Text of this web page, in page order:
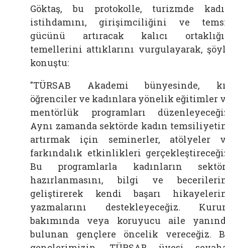
Göktaş, bu protokolle, turizmde
istihdamını, girişimciliğini ve
gücünü artıracak kalıcı
temellerini attıklarını vurgulayarak,
konuştu:
"TÜRSAB Akademi bünyesinde,
öğrenciler ve kadınlara yönelik eğitimler
mentörlük programları
Aynı zamanda sektörde kadın
artırmak için seminerler, atölyeler
farkındalık etkinlikleri
Bu programlarla kadınların
hazırlanmasını, bilgi ve
geliştirerek kendi başarı
yazmalarını destekleyeceğiz.
bakımında veya koruyucu aile
bulunan gençlere öncelik vereceğiz.